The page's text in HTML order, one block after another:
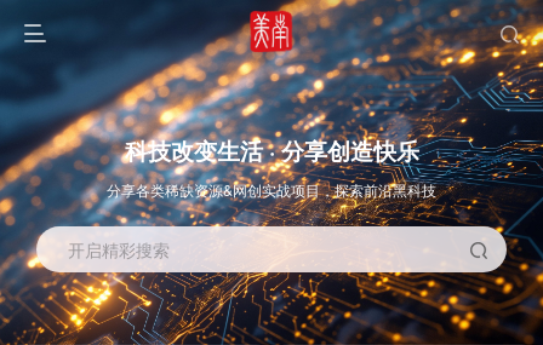
OS教程 SOFT教程
科技改变生活 · 分享创造快乐
分享各类稀缺资源&网创实战项目，探索前沿黑科技
开启精彩搜索